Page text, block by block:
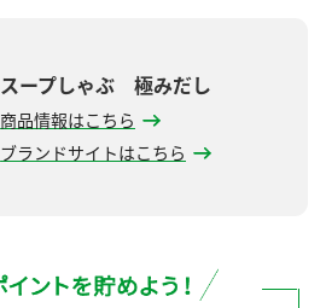
スープしゃぶ 極みだし
商品情報はこちら
ブランドサイトはこちら